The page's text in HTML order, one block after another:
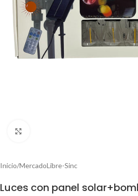
Inicio/MercadoLibre-Sinc
Luces con panel